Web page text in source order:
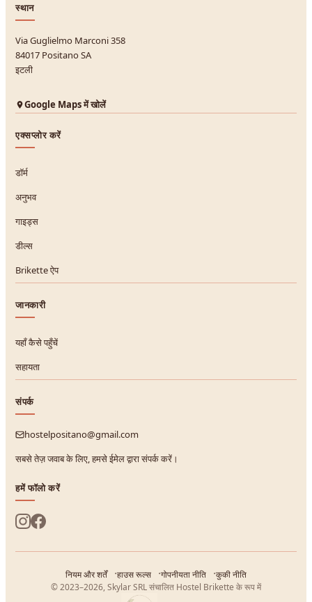
स्थान
Via Guglielmo Marconi 358
84017 Positano SA
इटली
Google Maps में खोलें
एक्सप्लोर करें
डॉर्म
अनुभव
गाइड्स
डील्स
Brikette ऐप
जानकारी
यहाँ कैसे पहुँचें
सहायता
संपर्क
hostelpositano@gmail.com
सबसे तेज़ जवाब के लिए, हमसे ईमेल द्वारा संपर्क करें।
हमें फॉलो करें
नियम और शर्तें हाउस रूल्स गोपनीयता नीति
कुकी नीति
© 2023–2026, Skylar SRL संचालित Hostel Brikette के रूप में